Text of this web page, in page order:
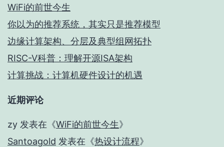
WiFi的前世今生
你以为的推荐系统，其实只是推荐模型
边缘计算架构、分层及典型组网拓扑
RISC-V科普：理解开源ISA架构
计算挑战：计算机硬件设计的机遇
近期评论
zy 发表在《WiFi的前世今生》
Santoagold 发表在《热设计流程》